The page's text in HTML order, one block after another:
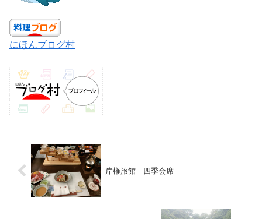
にほんブログ村
岸権旅館 四季会席